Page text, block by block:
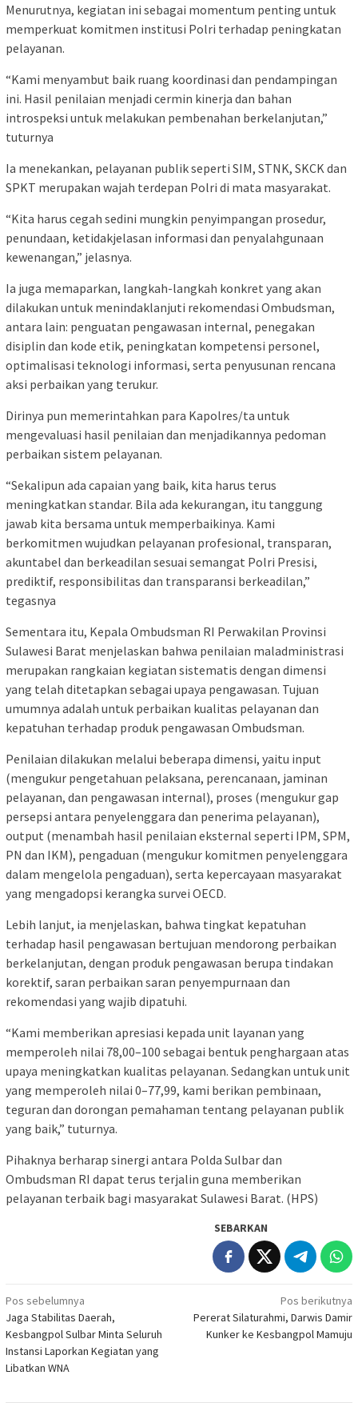
Menurutnya, kegiatan ini sebagai momentum penting untuk
memperkuat komitmen institusi Polri terhadap peningkatan
pelayanan.
“Kami menyambut baik ruang koordinasi dan pendampingan
ini. Hasil penilaian menjadi cermin kinerja dan bahan
introspeksi untuk melakukan pembenahan berkelanjutan,”
tuturnya
Ia menekankan, pelayanan publik seperti SIM, STNK, SKCK dan
SPKT merupakan wajah terdepan Polri di mata masyarakat.
“Kita harus cegah sedini mungkin penyimpangan prosedur,
penundaan, ketidakjelasan informasi dan penyalahgunaan
kewenangan,” jelasnya.
Ia juga memaparkan, langkah-langkah konkret yang akan
dilakukan untuk menindaklanjuti rekomendasi Ombudsman,
antara lain: penguatan pengawasan internal, penegakan
disiplin dan kode etik, peningkatan kompetensi personel,
optimalisasi teknologi informasi, serta penyusunan rencana
aksi perbaikan yang terukur.
Dirinya pun memerintahkan para Kapolres/ta untuk
mengevaluasi hasil penilaian dan menjadikannya pedoman
perbaikan sistem pelayanan.
“Sekalipun ada capaian yang baik, kita harus terus
meningkatkan standar. Bila ada kekurangan, itu tanggung
jawab kita bersama untuk memperbaikinya. Kami
berkomitmen wujudkan pelayanan profesional, transparan,
akuntabel dan berkeadilan sesuai semangat Polri Presisi,
prediktif, responsibilitas dan transparansi berkeadilan,”
tegasnya
Sementara itu, Kepala Ombudsman RI Perwakilan Provinsi
Sulawesi Barat menjelaskan bahwa penilaian maladministrasi
merupakan rangkaian kegiatan sistematis dengan dimensi
yang telah ditetapkan sebagai upaya pengawasan. Tujuan
umumnya adalah untuk perbaikan kualitas pelayanan dan
kepatuhan terhadap produk pengawasan Ombudsman.
Penilaian dilakukan melalui beberapa dimensi, yaitu input
(mengukur pengetahuan pelaksana, perencanaan, jaminan
pelayanan, dan pengawasan internal), proses (mengukur gap
persepsi antara penyelenggara dan penerima pelayanan),
output (menambah hasil penilaian eksternal seperti IPM, SPM,
PN dan IKM), pengaduan (mengukur komitmen penyelenggara
dalam mengelola pengaduan), serta kepercayaan masyarakat
yang mengadopsi kerangka survei OECD.
Lebih lanjut, ia menjelaskan, bahwa tingkat kepatuhan
terhadap hasil pengawasan bertujuan mendorong perbaikan
berkelanjutan, dengan produk pengawasan berupa tindakan
korektif, saran perbaikan saran penyempurnaan dan
rekomendasi yang wajib dipatuhi.
“Kami memberikan apresiasi kepada unit layanan yang
memperoleh nilai 78,00–100 sebagai bentuk penghargaan atas
upaya meningkatkan kualitas pelayanan. Sedangkan untuk unit
yang memperoleh nilai 0–77,99, kami berikan pembinaan,
teguran dan dorongan pemahaman tentang pelayanan publik
yang baik,” tuturnya.
Pihaknya berharap sinergi antara Polda Sulbar dan
Ombudsman RI dapat terus terjalin guna memberikan
pelayanan terbaik bagi masyarakat Sulawesi Barat. (HPS)
SEBARKAN
Navigasi
pos
Pos sebelumnya
Jaga Stabilitas Daerah,
Kesbangpol Sulbar Minta Seluruh
Instansi Laporkan Kegiatan yang
Libatkan WNA
Pos berikutnya
Pererat Silaturahmi, Darwis Damir
Kunker ke Kesbangpol Mamuju